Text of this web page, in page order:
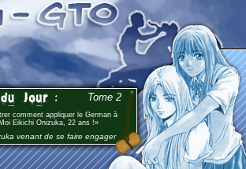
Tome 2
comment appliquer le German à
Eikichi Onizuka, 22 ans !
venant de se faire engager